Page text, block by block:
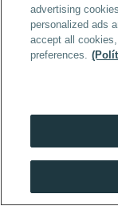
La tecnología
IA avanza a un
algo no
de pensar,
el centro de
Si te decides a
el miedo, sino
advertising
personalized ads
accept all
preferences.